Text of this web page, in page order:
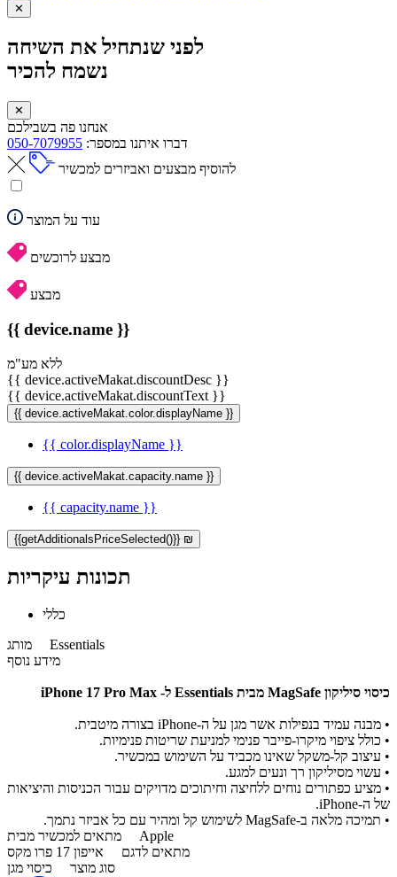
✕
לפני שנתחיל את השיחה
נשמח להכיר
✕
אנחנו פה בשבילכם
דברו איתנו במספר: 050-7079955
להוסיף מבצעים ואביזרים למכשיר
עוד על המוצר
מבצע לרוכשים
מבצע
{{ device.name }}
ללא מע"מ
{{ device.activeMakat.discountDesc }}
{{ device.activeMakat.discountText }}
{{ device.activeMakat.color.displayName }}
{{ color.displayName }}
{{ device.activeMakat.capacity.name }}
{{ capacity.name }}
{{getAdditionalsPriceSelected()}} ₪
תכונות עיקריות
כללי
מותג Essentials
מידע נוסף
כיסוי סיליקון MagSafe מבית Essentials ל- iPhone 17 Pro Max
• מבנה עמיד בנפילות אשר מגן על ה-iPhone בצורה מיטבית.
• כולל ציפוי מיקרו-פייבר פנימי למניעת שריטות פנימיות.
• עיצוב קל-משקל שאינו מכביד על השימוש במכשיר.
• עשוי מסיליקון רך ונעים למגע.
• מציע כפתורים נוחים ללחיצה וחיתוכים מדויקים עבור הכניסות והיציאות
של ה-iPhone.
• תמיכה מלאה ב-MagSafe לשימוש קל ומהיר עם כל אביזר נתמך.
מתאים למכשיר מבית Apple
מתאים לדגם אייפון 17 פרו מקס
סוג מוצר כיסוי מגן